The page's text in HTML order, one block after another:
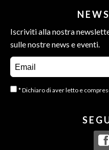
Iscriviti alla nostra
sulle nostre news e eventi.
* Dichiaro di aver letto e